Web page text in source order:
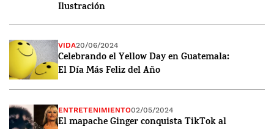
Ilustración
VIDA20/06/2024
Celebrando el Yellow Day en Guatemala:
El Día Más Feliz del Año
ENTRETENIMIENTO02/05/2024
El mapache Ginger conquista TikTok al